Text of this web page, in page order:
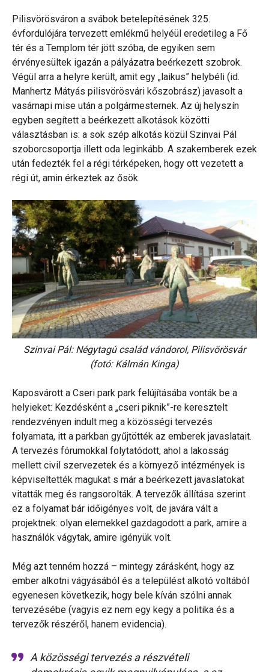
Pilisvörösváron a svábok betelepítésének 325.
évfordulójára tervezett emlékmű helyéül eredetileg a Fő
tér és a Templom tér jött szóba, de egyiken sem
érvényesültek igazán a pályázatra beérkezett szobrok.
Végül arra a helyre került, amit egy „laikus” helybéli (id.
Manhertz Mátyás pilisvörösvári kőszobrász) javasolt a
vasárnapi mise után a polgármesternek. Az új helyszín
egyben segített a beérkezett alkotások közötti
választásban is: a sok szép alkotás közül Szinvai Pál
szoborcsoportja illett oda leginkább. A szakemberek ezek
után fedezték fel a régi térképeken, hogy ott vezetett a
régi út, amin érkeztek az ősök.
Szinvai Pál: Négytagú család vándorol, Pilisvörösvár
(fotó: Kálmán Kinga)
Kaposvárott a Cseri park park felújításába vonták be a
helyieket: Kezdésként a „cseri piknik”-re keresztelt
rendezvényen indult meg a közösségi tervezés
folyamata, itt a parkban gyűjtötték az emberek javaslatait.
A tervezés fórumokkal folytatódott, ahol a lakosság
mellett civil szervezetek és a környező intézmények is
képviseltették magukat s már a beérkezett javaslatokat
vitatták meg és rangsorolták. A tervezők állítása szerint
ez a folyamat bár időigényes volt, de javára vált a
projektnek: olyan elemekkel gazdagodott a park, amire a
használók vágytak, amire igényük volt.
Még azt tenném hozzá – mintegy zárásként, hogy az
ember alkotni vágyásából és a települést alkotó voltából
egyenesen következik, hogy bele kíván szólni annak
tervezésébe (vagyis ez nem egy kegy a politika és a
tervezők részéről, hanem evidencia).
A közösségi tervezés a részvételi